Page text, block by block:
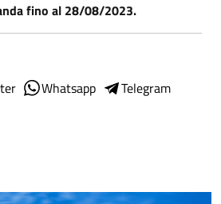
fino al 28/08/2023.
Whatsapp
Telegram